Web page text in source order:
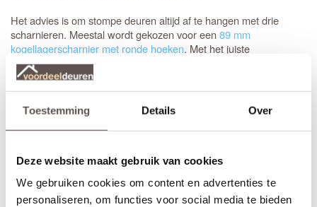
Toestemming Details Over
Deze website maakt gebruik van cookies
We gebruiken cookies om content en advertenties te
personaliseren, om functies voor social media te bieden
Het advies is om stompe deuren altijd af te hangen met drie
scharnieren. Meestal wordt gekozen voor een89 mm
kogellagerscharnier met ronde hoeken. Met het juiste
gereedschap, zoals een freesmal, worden deze uitsparingen snel
en vakkundig ingefreesd voor een strak resultaat.
Het is aan te raden om te kiezen voor een
tochtvaldorpeltussen
de hal en de woonkamer, zeker als de voordeur niet volledig
tochtvrij sluit. Voor slaapkamers is een valdorpel handig om geluid
gesloten deur vermindert; dit is de afweging bij de keuze voor een
tochtvaldorpel.